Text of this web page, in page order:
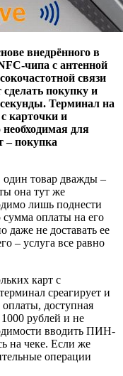
внедрённого в
чипа с антенной
связи
сделать покупку и
Терминал на
карточки и
для
– покупка
один товар дважды –
она тут же
лишь поднести
сумма оплаты на его
даже не доставать ее
– услуга все равно
карт с
среагирует и
доступная
рублей и не
вводить ПИН-
на чеке. Если же
операции